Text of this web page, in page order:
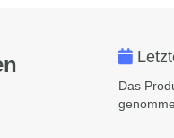
Das